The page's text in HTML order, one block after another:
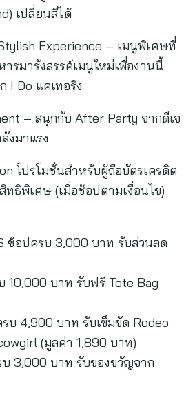
เปลี่ยนสีได้
Experience – เมนูพิเศษที่
รมารังสรรค์เมนูใหม่เพื่องานนี้
I Do แคเทอริง
– สนุกกับ After Party จากดีเจ
งมาแรง
โปรโมชั่นสำหรับผู้ถือบัตรเครดิต
ทธิพิเศษ (เมื่อช้อปตามเงื่อนไข)
ช้อปครบ 3,000 บาท รับส่วนลด
10,000 บาท รับฟรี Tote Bag
รบ 4,900 บาท รับเข็มขัด Rodeo
(มูลค่า 1,890 บาท)
บ 3,000 บาท รับของขวัญจาก